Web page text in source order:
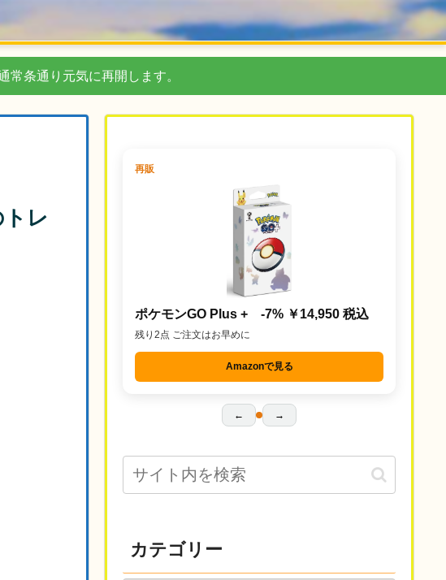
常条通り元気に再開します。
レ
再販
ポケモンGO Plus + -7% ￥14,950 税込
残り2点 ご注文はお早めに
Amazonで見る
← →
カテゴリー